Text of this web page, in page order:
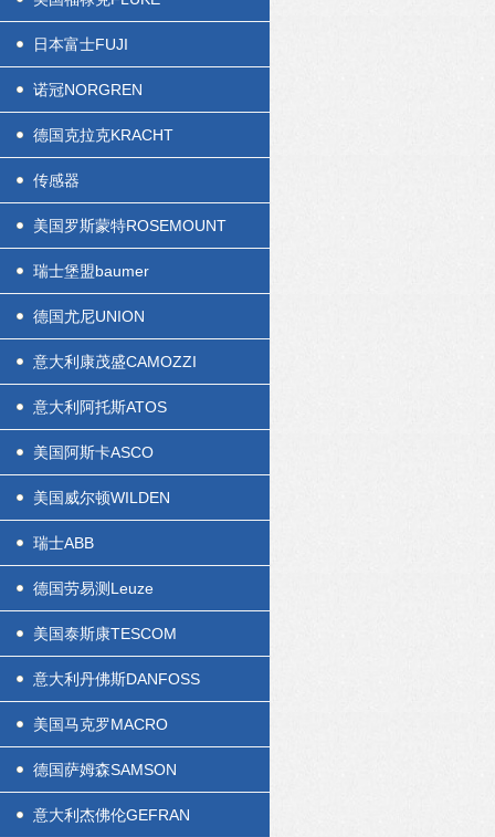
日本富士FUJI
诺冠NORGREN
德国克拉克KRACHT
传感器
美国罗斯蒙特ROSEMOUNT
瑞士堡盟baumer
德国尤尼UNION
意大利康茂盛CAMOZZI
意大利阿托斯ATOS
美国阿斯卡ASCO
美国威尔顿WILDEN
瑞士ABB
德国劳易测Leuze
美国泰斯康TESCOM
意大利丹佛斯DANFOSS
美国马克罗MACRO
德国萨姆森SAMSON
意大利杰佛伦GEFRAN